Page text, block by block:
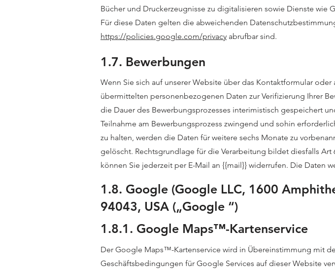
1.7. Bewerbungen
Wenn Sie sich auf unserer Website über das Kontaktformular
übermittelten personenbezogenen Daten zur Verifizierung Ihrer
die Dauer des Bewerbungsprozesses interimistisch gespeichert
Teilnahme am Bewerbungsprozess zwingend und sohin
zu halten, werden die Daten für weitere sechs Monate zu
gelöscht. Rechtsgrundlage für die Verarbeitung bildet diesfalls
können Sie jederzeit per E-Mail an {{mail}} widerrufen. Die Daten
1.8. Google (Google LLC, 1600
94043, USA („Google “)
Der Google Maps™-Kartenservice wird in Übereinstimmung mit
Geschäftsbedingungen für Google Services auf dieser Website
Bücher und Druckerzeugnisse zu digitalisieren sowie Dienste wie
Für diese Daten gelten die abweichenden
https://policies.google.com/privacy abrufbar sind.
1.8.1. Google Maps™-Kartenservice